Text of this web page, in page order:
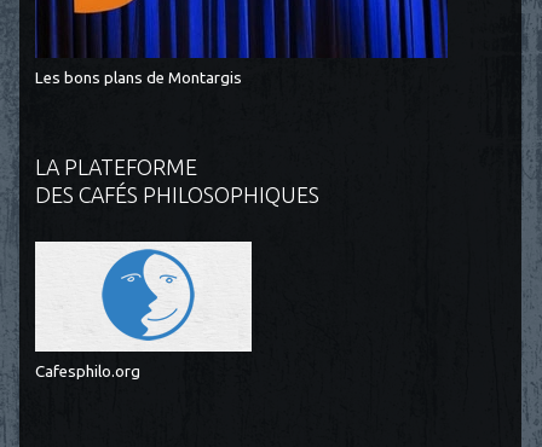
Les bons plans de Montargis
LA PLATEFORME
DES CAFÉS PHILOSOPHIQUES
Cafesphilo.org